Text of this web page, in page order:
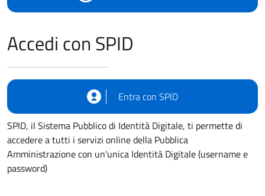
Accedi con SPID
Entra con SPID
SPID, il Sistema Pubblico di Identità Digitale, ti permette di
accedere a tutti i servizi online della Pubblica
Amministrazione con un'unica Identità Digitale (username e
password)